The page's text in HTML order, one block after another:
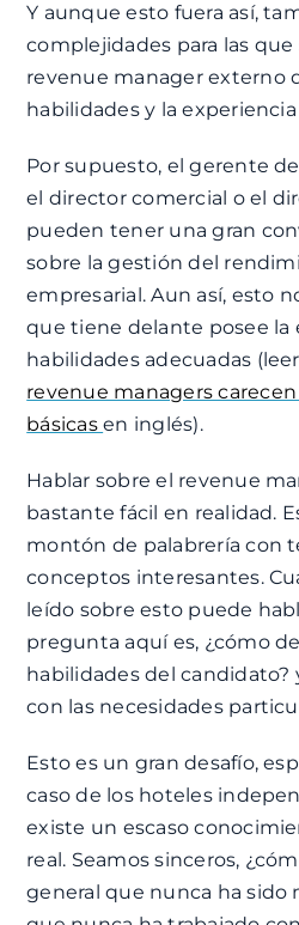
Y aunque esto fuera así,
complejidades para las
revenue manager externo
habilidades y la
Por supuesto, el gerente
el director comercial o el
pueden tener una gran
sobre la gestión del
empresarial. Aun así, esto
que tiene delante posee la
habilidades adecuadas
revenue managers
básicasen inglés).
Hablar sobre el revenue
bastante fácil en realidad.
montón de palabrería con
conceptos interesantes.
leído sobre esto puede
pregunta aquí es, ¿cómo
habilidades del candidato?
con las necesidades
Esto es un gran desafío,
caso de los hoteles
existe un escaso
real. Seamos sinceros,
general que nunca ha sido